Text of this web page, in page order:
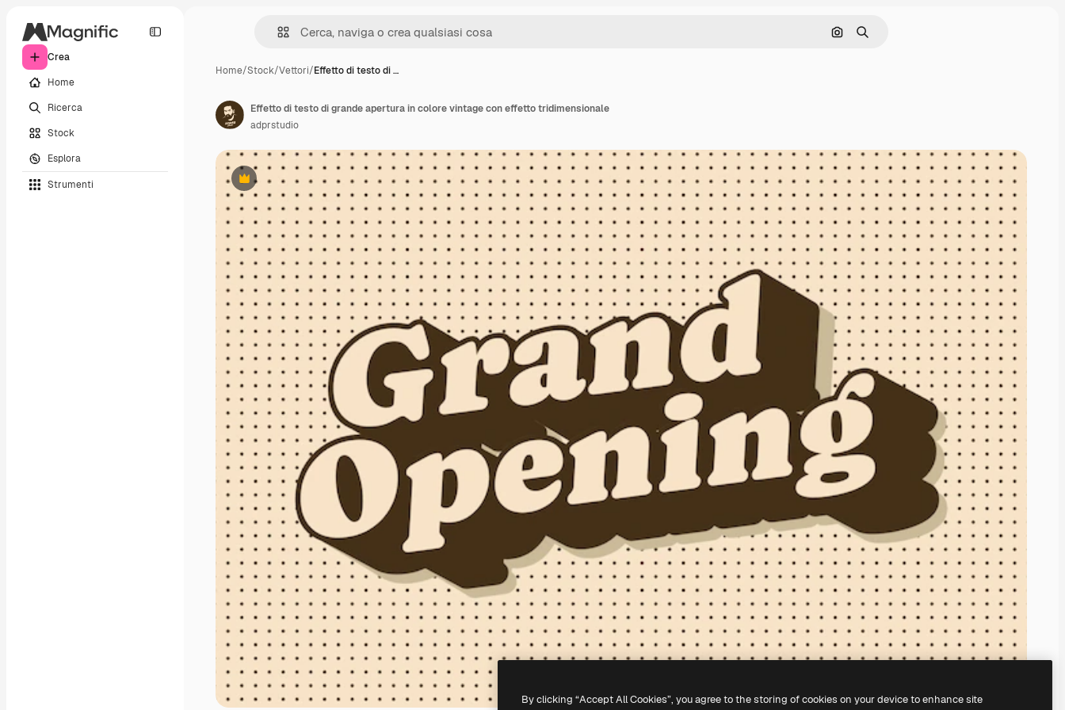
Crea
Home
Ricerca
Stock
Esplora
Strumenti
Cerca per immagine
Ricerca
Home/Stock/Vettori/Effetto di testo di …
Premium
Effetto di testo di grande apertura in colore vintage con effetto tridimensionale
adprstudio
By clicking “Accept All Cookies”, you agree to the storing of cookies on your device to enhance site